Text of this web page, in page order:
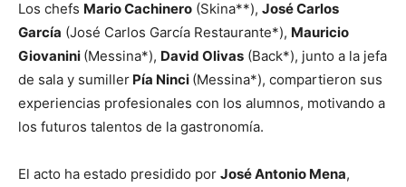
Los chefs Mario Cachinero (Skina**), José Carlos
García (José Carlos García Restaurante*), Mauricio
Giovanini (Messina*), David Olivas (Back*), junto a la jefa
de sala y sumiller Pía Ninci (Messina*), compartieron sus
experiencias profesionales con los alumnos, motivando a
los futuros talentos de la gastronomía.
El acto ha estado presidido por José Antonio Mena,